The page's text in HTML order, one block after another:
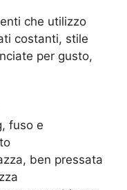
che utilizzo
costanti, stile
per gusto,
fuso e
ben pressata